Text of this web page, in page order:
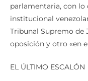
institucional
Tribunal Supremo de
oposición y otro «en